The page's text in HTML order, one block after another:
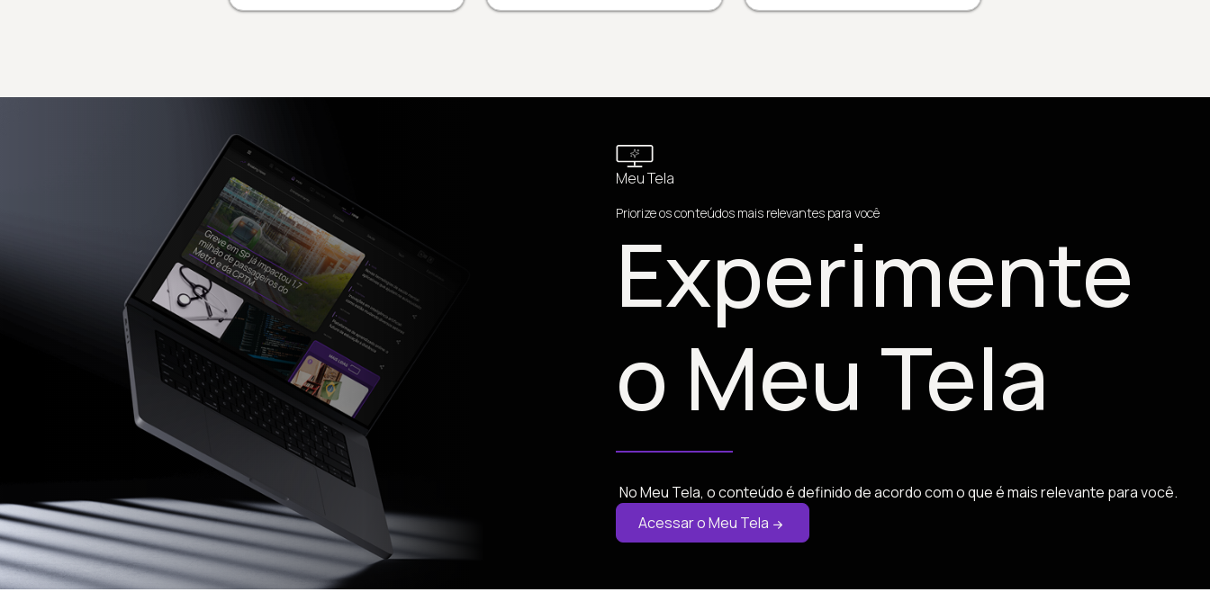
Meu Tela
Priorize os conteúdos mais relevantes para você
Experimente
o Meu Tela
No Meu Tela, o conteúdo é definido de acordo com o que é mais relevante para você.
Acessar o Meu Tela